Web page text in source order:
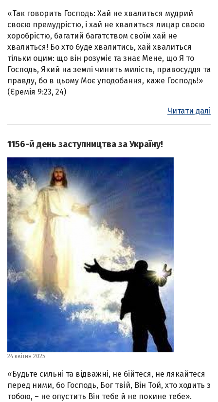
«Так говорить Господь: Хай не хвалиться мудрий
своєю премудрістю, і хай не хвалиться лицар своєю
хоробрістю, багатий багатством своїм хай не
хвалиться! Бо хто буде хвалитись, хай хвалиться
тільки оцим: що він розуміє та знає Мене, що Я то
Господь, Який на землі чинить милість, правосуддя та
правду, бо в цьому Моє уподобання, каже Господь!»
(Єремія 9:23, 24)
Читати далі
1156-й день заступництва за Україну!
24 квітня 2025
«Будьте сильні та відважні, не бійтеся, не лякайтеся
перед ними, бо Господь, Бог твій, Він Той, хто ходить з
тобою, – не опустить Він тебе й не покине тебе».